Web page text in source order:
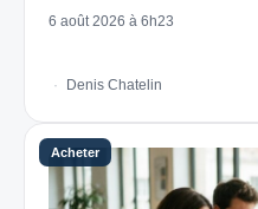
6 août 2026 à 6h23
Denis Chatelin